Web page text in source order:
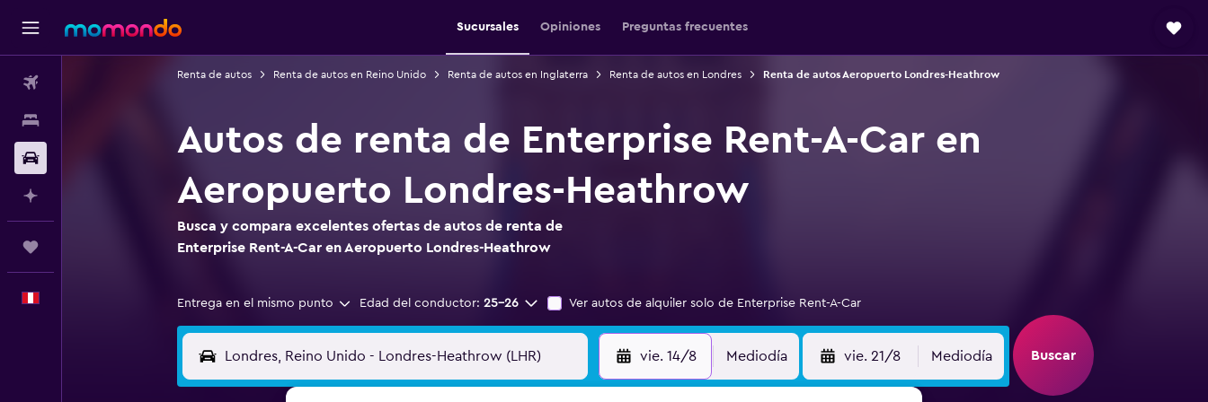
Sucursales Opiniones Preguntas frecuentes
Renta de autos Renta de autos en Reino Unido Renta de autos en Inglaterra Renta de autos en Londres Renta de autos Aeropuerto Londres-Heathrow
Autos de renta de Enterprise Rent-A-Car en
Aeropuerto Londres-Heathrow
Busca y compara excelentes ofertas de autos de renta de
Enterprise Rent-A-Car en Aeropuerto Londres-Heathrow
Entrega en el mismo punto Edad del conductor: 25-26 Ver autos de alquiler solo de Enterprise Rent-A-Car
vie. 14/8 Mediodía vie. 21/8 Mediodía Buscar